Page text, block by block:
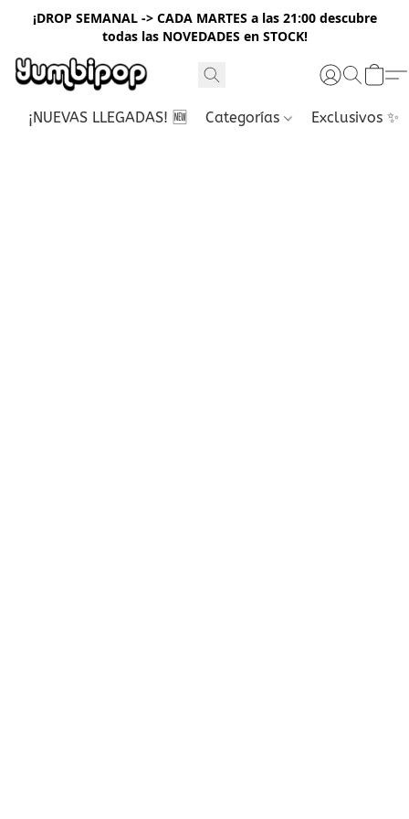
¡DROP SEMANAL -> CADA MARTES a las 21:00 descubre
todas las NOVEDADES en STOCK!
¡NUEVAS LLEGADAS! 🆕 Categorías Exclusivos ✨